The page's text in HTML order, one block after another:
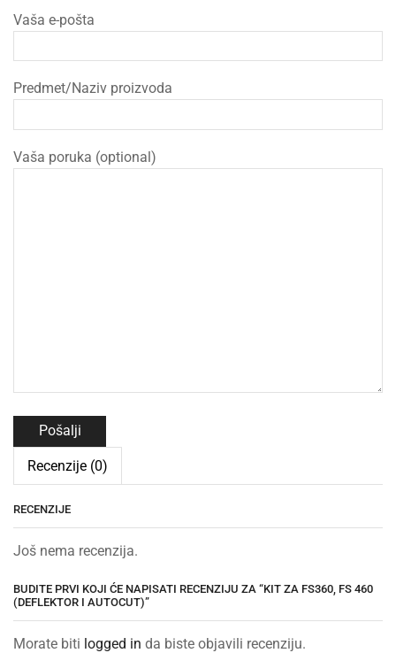
Vaša e-pošta
Predmet/Naziv proizvoda
Vaša poruka (optional)
Recenzije (0)
RECENZIJE
Još nema recenzija.
BUDITE PRVI KOJI ĆE NAPISATI RECENZIJU ZA “KIT ZA FS360, FS 460
(DEFLEKTOR I AUTOCUT)”
Morate biti logged in da biste objavili recenziju.